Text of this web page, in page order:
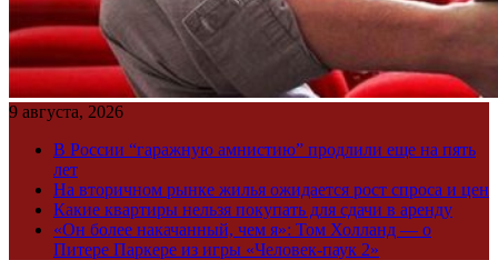
9 августа, 2026
В России “гаражную амнистию” продлили еще на пять
лет
На вторичном рынке жилья ожидается рост спроса и цен
Какие квартиры нельзя покупать для сдачи в аренду
«Он более накачанный, чем я»: Том Холланд — о
Питере Паркере из игры «Человек-паук 2»